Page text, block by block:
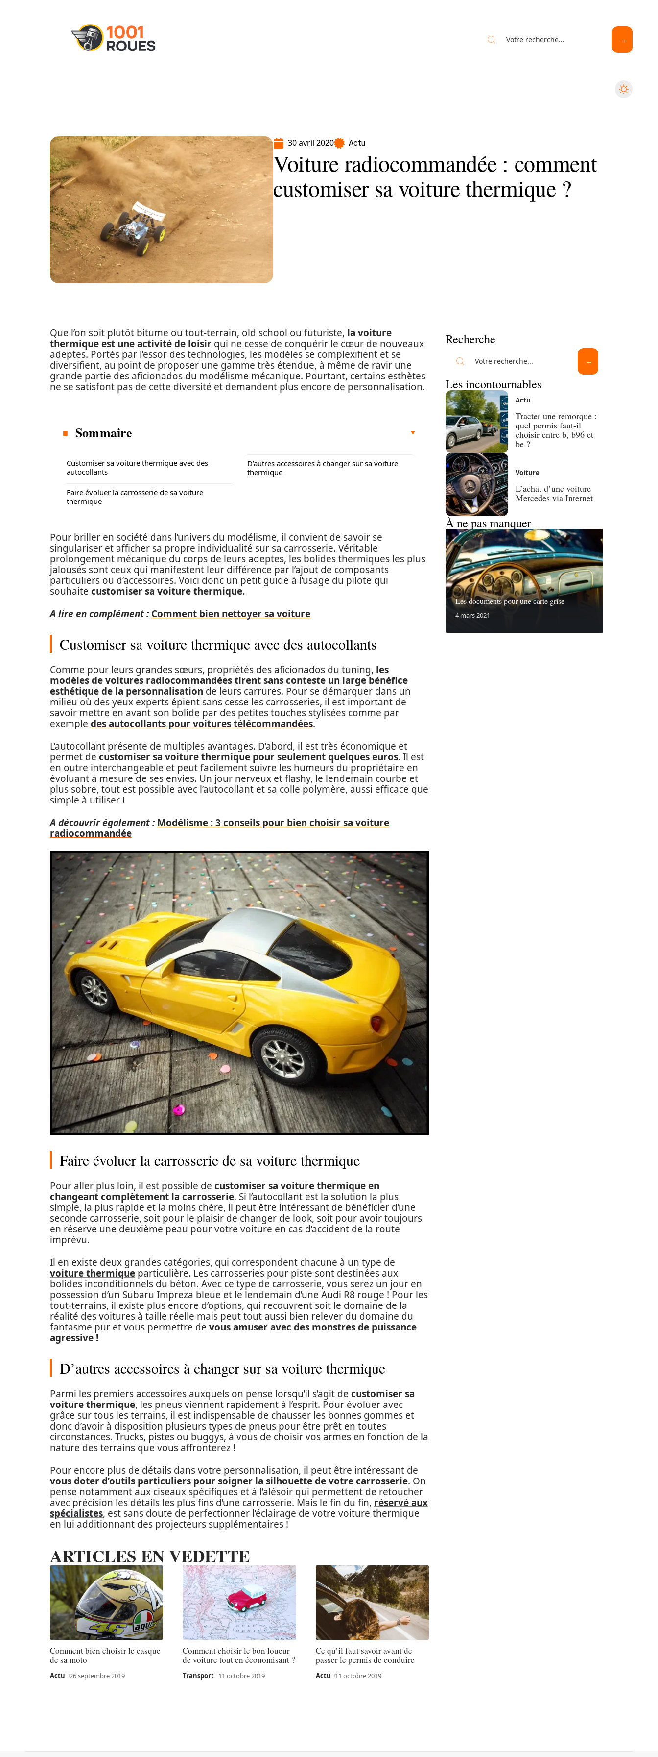
30 avril 2020 Actu
Voiture radiocommandée : comment
customiser sa voiture thermique ?
Que l’on soit plutôt bitume ou tout-terrain, old school ou futuriste, la voiture
thermique est une activité de loisir qui ne cesse de conquérir le cœur de nouveaux
adeptes. Portés par l’essor des technologies, les modèles se complexifient et se
diversifient, au point de proposer une gamme très étendue, à même de ravir une
grande partie des aficionados du modélisme mécanique. Pourtant, certains esthètes
ne se satisfont pas de cette diversité et demandent plus encore de personnalisation.
Sommaire
Customiser sa voiture thermique avec des
autocollants
Faire évoluer la carrosserie de sa voiture
thermique
D’autres accessoires à changer sur sa voiture
thermique
Pour briller en société dans l’univers du modélisme, il convient de savoir se
singulariser et afficher sa propre individualité sur sa carrosserie. Véritable
prolongement mécanique du corps de leurs adeptes, les bolides thermiques les plus
jalousés sont ceux qui manifestent leur différence par l’ajout de composants
particuliers ou d’accessoires. Voici donc un petit guide à l’usage du pilote qui
souhaite customiser sa voiture thermique.
A lire en complément : Comment bien nettoyer sa voiture
Customiser sa voiture thermique avec des autocollants
Comme pour leurs grandes sœurs, propriétés des aficionados du tuning, les
modèles de voitures radiocommandées tirent sans conteste un large bénéfice
esthétique de la personnalisation de leurs carrures. Pour se démarquer dans un
milieu où des yeux experts épient sans cesse les carrosseries, il est important de
savoir mettre en avant son bolide par des petites touches stylisées comme par
exemple des autocollants pour voitures télécommandées.
L’autocollant présente de multiples avantages. D’abord, il est très économique et
permet de customiser sa voiture thermique pour seulement quelques euros. Il est
en outre interchangeable et peut facilement suivre les humeurs du propriétaire en
évoluant à mesure de ses envies. Un jour nerveux et flashy, le lendemain courbe et
plus sobre, tout est possible avec l’autocollant et sa colle polymère, aussi efficace que
simple à utiliser !
A découvrir également : Modélisme : 3 conseils pour bien choisir sa voiture
radiocommandée
Faire évoluer la carrosserie de sa voiture thermique
Pour aller plus loin, il est possible de customiser sa voiture thermique en
changeant complètement la carrosserie. Si l’autocollant est la solution la plus
simple, la plus rapide et la moins chère, il peut être intéressant de bénéficier d’une
seconde carrosserie, soit pour le plaisir de changer de look, soit pour avoir toujours
en réserve une deuxième peau pour votre voiture en cas d’accident de la route
imprévu.
Il en existe deux grandes catégories, qui correspondent chacune à un type de
voiture thermique particulière. Les carrosseries pour piste sont destinées aux
bolides inconditionnels du béton. Avec ce type de carrosserie, vous serez un jour en
possession d’un Subaru Impreza bleue et le lendemain d’une Audi R8 rouge ! Pour les
tout-terrains, il existe plus encore d’options, qui recouvrent soit le domaine de la
réalité des voitures à taille réelle mais peut tout aussi bien relever du domaine du
fantasme pur et vous permettre de vous amuser avec des monstres de puissance
agressive !
D’autres accessoires à changer sur sa voiture thermique
Parmi les premiers accessoires auxquels on pense lorsqu’il s’agit de customiser sa
voiture thermique, les pneus viennent rapidement à l’esprit. Pour évoluer avec
grâce sur tous les terrains, il est indispensable de chausser les bonnes gommes et
donc d’avoir à disposition plusieurs types de pneus pour être prêt en toutes
circonstances. Trucks, pistes ou buggys, à vous de choisir vos armes en fonction de la
nature des terrains que vous affronterez !
Pour encore plus de détails dans votre personnalisation, il peut être intéressant de
vous doter d’outils particuliers pour soigner la silhouette de votre carrosserie. On
pense notamment aux ciseaux spécifiques et à l’alésoir qui permettent de retoucher
avec précision les détails les plus fins d’une carrosserie. Mais le fin du fin, réservé aux
spécialistes, est sans doute de perfectionner l’éclairage de votre voiture thermique
en lui additionnant des projecteurs supplémentaires !
ARTICLES EN VEDETTE
Comment bien choisir le casque
de sa moto
Actu 26 septembre 2019
Comment choisir le bon loueur
de voiture tout en économisant ?
Transport 11 octobre 2019
Ce qu’il faut savoir avant de
passer le permis de conduire
Actu 11 octobre 2019
Recherche
Les incontournables
Actu
Tracter une remorque :
quel permis faut-il
choisir entre b, b96 et
be ?
Voiture
L’achat d’une voiture
Mercedes via Internet
À ne pas manquer
Les documents pour une carte grise
4 mars 2021